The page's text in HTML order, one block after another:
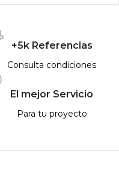
+5k Referencias
Consulta condiciones
El mejor Servicio
Para tu proyecto